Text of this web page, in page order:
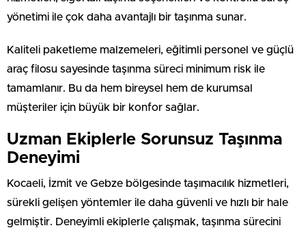
yönetimi ile çok daha avantajlı bir taşınma sunar.
Kaliteli paketleme malzemeleri, eğitimli personel ve güçlü
araç filosu sayesinde taşınma süreci minimum risk ile
tamamlanır. Bu da hem bireysel hem de kurumsal
müşteriler için büyük bir konfor sağlar.
Uzman Ekiplerle Sorunsuz Taşınma
Deneyimi
Kocaeli, İzmit ve Gebze bölgesinde taşımacılık hizmetleri,
sürekli gelişen yöntemler ile daha güvenli ve hızlı bir hale
gelmiştir. Deneyimli ekiplerle çalışmak, taşınma sürecini